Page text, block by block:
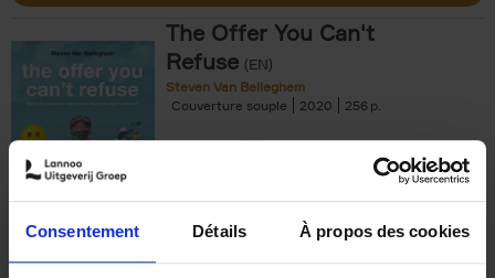
Consentement Détails À propos des cookies
The Offer You Can't
Refuse (EN)
Steven Van Belleghem
Couverture souple
2020 256
€37,50